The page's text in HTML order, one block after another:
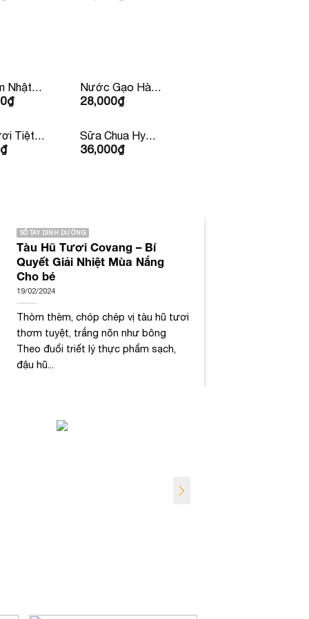
Nhật
₫
Nước Gạo Hàn
Quốc 500ml
28,000₫
Tiệt
₫
Sữa Chua Hy
Lạp Lucas Có
36,000₫
SỐ TAY DINH DƯỠNG
Tàu Hũ Tươi Covang – Bí
Quyết Giải Nhiệt Mùa Nắng
Cho bé
19/02/2024
Thòm thèm, chóp chép vị tàu hũ tươi
thơm tuyệt, trắng nõn như bông
Theo đuổi triết lý thực phẩm sạch,
đậu hũ...